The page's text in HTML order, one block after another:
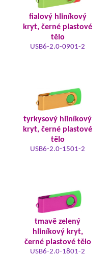
fialový hliníkový
kryt, černé plastové
tělo
USB6-2.0-0901-2
tyrkysový hliníkový
kryt, černé plastové
tělo
USB6-2.0-1501-2
tmavě zelený
hliníkový kryt,
černé plastové tělo
USB6-2.0-1801-2